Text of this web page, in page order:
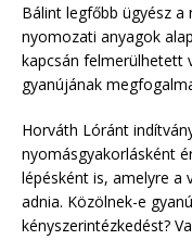
Bálint legfőbb ügyész a
nyomozati anyagok
kapcsán felmerülhetett
gyanújának
Horváth Lóránt
nyomásgyakorlásként
lépésként is, amelyre a
adnia. Közölnek-e
kényszerintézkedést?